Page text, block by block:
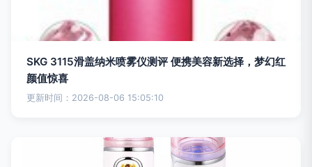
SKG 3115滑盖纳米喷雾仪测评 便携美容新选择，梦幻红
颜值惊喜
更新时间：2026-08-06 15:05:10